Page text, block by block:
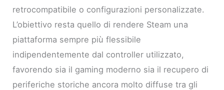
retrocompatibile o configurazioni personalizzate.
L’obiettivo resta quello di rendere Steam una
piattaforma sempre più flessibile
indipendentemente dal controller utilizzato,
favorendo sia il gaming moderno sia il recupero di
periferiche storiche ancora molto diffuse tra gli